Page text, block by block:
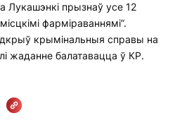
прызнаў усе 12
фарміраваннямі”.
крымінальныя справы на
жаданне балатавацца ў КР.